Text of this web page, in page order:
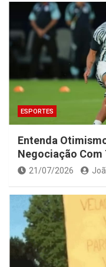
ESPORTES
Entenda
Negociação
21/07/2026